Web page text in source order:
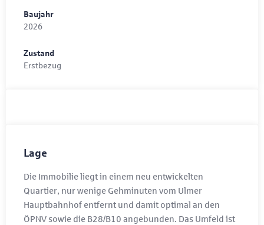
Baujahr
2026
Zustand
Erstbezug
Lage
Die Immobilie liegt in einem neu entwickelten
Quartier, nur wenige Gehminuten vom Ulmer
Hauptbahnhof entfernt und damit optimal an den
ÖPNV sowie die B28/B10 angebunden. Das Umfeld ist